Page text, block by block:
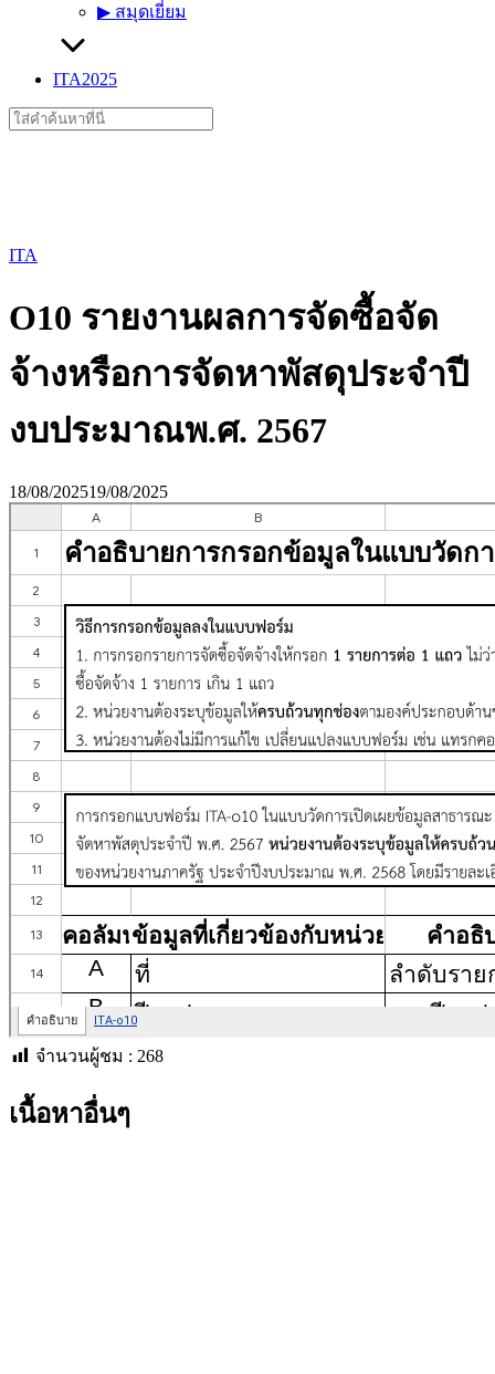
▶︎ สมุดเยี่ยม
ITA2025
Search
for:
ITA
O10 รายงานผลการจัดซื้อจัด
จ้างหรือการจัดหาพัสดุประจำปี
งบประมาณพ.ศ. 2567
18/08/202519/08/2025
จำนวนผู้ชม : 268
เนื้อหาอื่นๆ